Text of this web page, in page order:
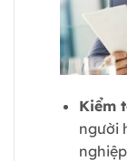
Kiểm
người